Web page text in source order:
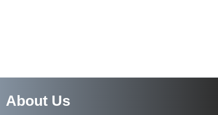
About Us